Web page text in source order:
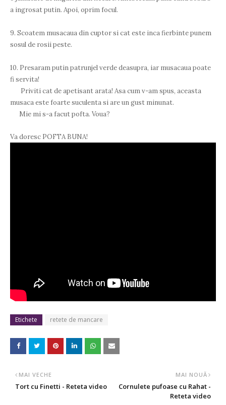
a ingrosat putin. Apoi, oprim focul.
9. Scoatem musacaua din cuptor si cat este inca fierbinte punem
sosul de rosii peste.
10. Presaram putin patrunjel verde deasupra, iar musacaua poate
fi servita!
Priviti cat de apetisant arata! Asa cum v-am spus, aceasta
musaca este foarte suculenta si are un gust minunat.
Mie mi s-a facut pofta. Voua?
Va doresc POFTA BUNA!
Etichete retete de mancare
MAI NOUĂ
Cornulete pufoase cu Rahat -
Reteta video
MAI VECHE
Tort cu Finetti - Reteta video